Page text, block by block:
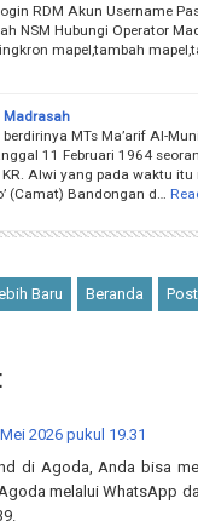
RDM Akun Username
NSM Hubungi Operator
mapel,tambah
Madrasah
berdirinya MTs Ma’arif Al-
11 Februari 1964
Alwi yang pada waktu itu
(Camat) Bandongan d…
Baru Beranda
2026 pukul 19.31
di Agoda, Anda bisa
melalui WhatsApp